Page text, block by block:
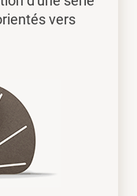
vers